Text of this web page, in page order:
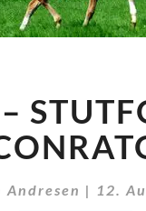
GAYA
–
Andresen | 12.